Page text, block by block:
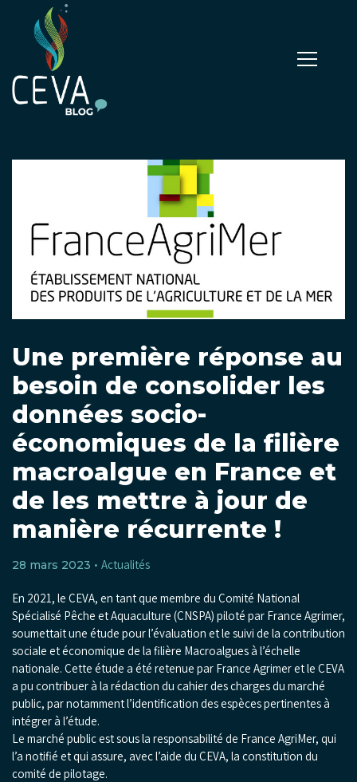
Une première réponse au
besoin de consolider les
données socio-
économiques de la filière
macroalgue en France et
de les mettre à jour de
manière récurrente !
28 mars 2023 • Actualités
En 2021, le CEVA, en tant que membre du Comité National
Spécialisé Pêche et Aquaculture (CNSPA) piloté par France Agrimer,
soumettait une étude pour l’évaluation et le suivi de la contribution
sociale et économique de la filière Macroalgues à l’échelle
nationale. Cette étude a été retenue par France Agrimer et le CEVA
a pu contribuer à la rédaction du cahier des charges du marché
public, par notamment l’identification des espèces pertinentes à
intégrer à l’étude.
Le marché public est sous la responsabilité de France AgriMer, qui
l’a notifié et qui assure, avec l’aide du CEVA, la constitution du
comité de pilotage.